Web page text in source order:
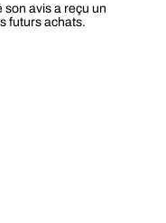
avis a reçu un
futurs achats.